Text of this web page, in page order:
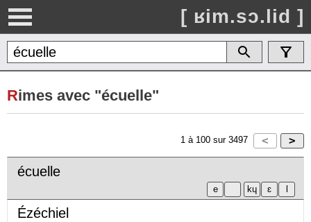
[ ʁim.sɔ.lid ]
Rimes avec "écuelle"
1 à 100 sur 3497
écuelle
Ézéchiel